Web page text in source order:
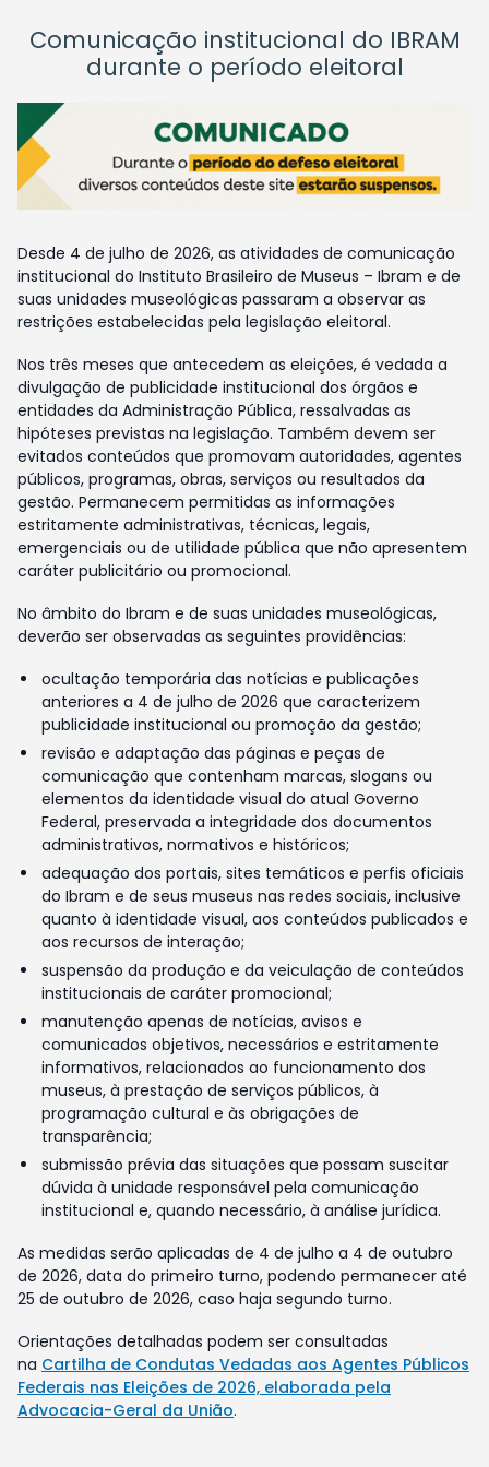
Comunicação institucional do IBRAM
durante o período eleitoral
Desde 4 de julho de 2026, as atividades de comunicação
institucional do Instituto Brasileiro de Museus – Ibram e de
suas unidades museológicas passaram a observar as
restrições estabelecidas pela legislação eleitoral.
Nos três meses que antecedem as eleições, é vedada a
divulgação de publicidade institucional dos órgãos e
entidades da Administração Pública, ressalvadas as
hipóteses previstas na legislação. Também devem ser
evitados conteúdos que promovam autoridades, agentes
públicos, programas, obras, serviços ou resultados da
gestão. Permanecem permitidas as informações
estritamente administrativas, técnicas, legais,
emergenciais ou de utilidade pública que não apresentem
caráter publicitário ou promocional.
No âmbito do Ibram e de suas unidades museológicas,
deverão ser observadas as seguintes providências:
ocultação temporária das notícias e publicações
anteriores a 4 de julho de 2026 que caracterizem
publicidade institucional ou promoção da gestão;
revisão e adaptação das páginas e peças de
comunicação que contenham marcas, slogans ou
elementos da identidade visual do atual Governo
Federal, preservada a integridade dos documentos
administrativos, normativos e históricos;
adequação dos portais, sites temáticos e perfis oficiais
do Ibram e de seus museus nas redes sociais, inclusive
quanto à identidade visual, aos conteúdos publicados e
aos recursos de interação;
suspensão da produção e da veiculação de conteúdos
institucionais de caráter promocional;
manutenção apenas de notícias, avisos e
comunicados objetivos, necessários e estritamente
informativos, relacionados ao funcionamento dos
museus, à prestação de serviços públicos, à
programação cultural e às obrigações de
transparência;
submissão prévia das situações que possam suscitar
dúvida à unidade responsável pela comunicação
institucional e, quando necessário, à análise jurídica.
As medidas serão aplicadas de 4 de julho a 4 de outubro
de 2026, data do primeiro turno, podendo permanecer até
25 de outubro de 2026, caso haja segundo turno.
Orientações detalhadas podem ser consultadas
na Cartilha de Condutas Vedadas aos Agentes Públicos
Federais nas Eleições de 2026, elaborada pela
Advocacia-Geral da União.